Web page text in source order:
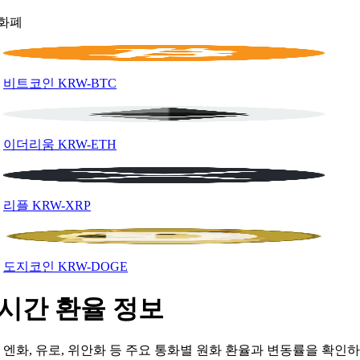
폐
비트코인 KRW-BTC
이더리움 KRW-ETH
리플 KRW-XRP
도지코인 KRW-DOGE
간 환율 정보
엔화, 유로, 위안화 등 주요 통화별 원화 환율과 변동률을 확인